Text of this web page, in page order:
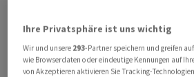
Typ 787 «Dreamliner» bekannt.
Hersteller einen bereits bekannten
Airways über 45 Maschinen dieses
Ihre Privatsphäre ist uns wichtig
Wir und unsere 293-Partner speichern und greifen
wie Browserdaten oder eindeutige Kennungen auf
von Akzeptieren aktivieren Sie Tracking-